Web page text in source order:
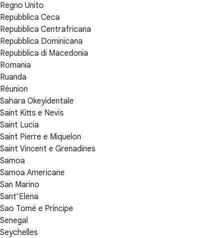
Regno Unito
Repubblica Ceca
Repubblica Centrafricana
Repubblica Dominicana
Repubblica di Macedonia
Romania
Ruanda
Réunion
Sahara Okeyidentale
Saint Kitts e Nevis
Saint Lucia
Saint Pierre e Miquelon
Saint Vincent e Grenadines
Samoa
Samoa Americane
San Marino
Sant’Elena
Sao Tomé e Príncipe
Senegal
Seychelles